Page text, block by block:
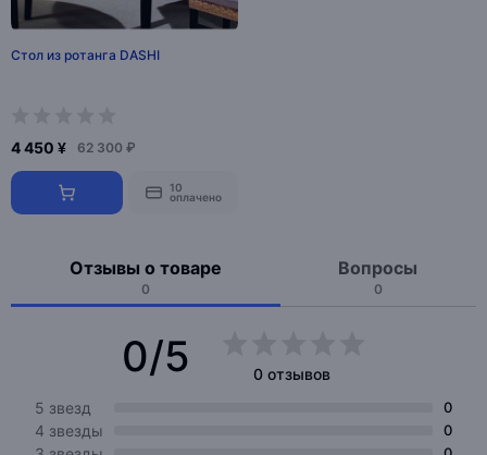
Стол из ротанга DASHI
4 450 ¥ 62 300 ₽
10
оплачено
Отзывы о товаре
0
Вопросы
0
0/5
0 отзывов
5 звезд
0
4 звезды 0